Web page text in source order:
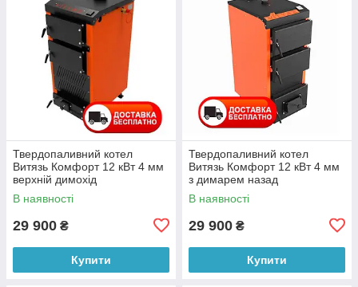
Твердопаливний котел
Витязь Комфорт 12 кВт 4 мм
верхній димохід
В наявності
29 900 ₴
Купити
Твердопаливний котел
Витязь Комфорт 12 кВт 4 мм
з димарем назад
В наявності
29 900 ₴
Купити